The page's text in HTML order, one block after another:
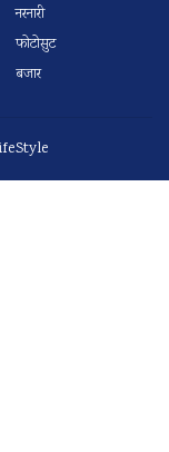
नरनारी
फोटोसुट
बजार